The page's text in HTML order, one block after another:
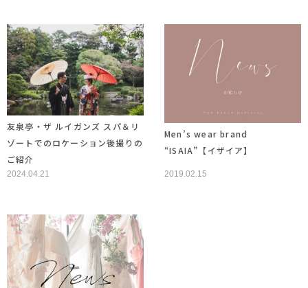
友泉亭・ザ ルイガンズ スパ＆リ
ゾートでのロケーション後撮りの
ご紹介
2024.04.21
Men’s wear brand
“ISAIA”【イザイア】
2019.02.15